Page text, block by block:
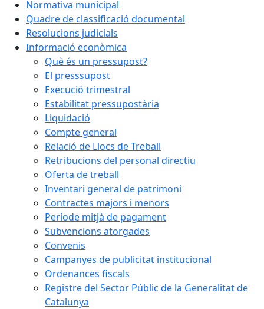
Normativa municipal
Quadre de classificació documental
Resolucions judicials
Informació econòmica
Què és un pressupost?
El presssupost
Execució trimestral
Estabilitat pressupostària
Liquidació
Compte general
Relació de Llocs de Treball
Retribucions del personal directiu
Oferta de treball
Inventari general de patrimoni
Contractes majors i menors
Període mitjà de pagament
Subvencions atorgades
Convenis
Campanyes de publicitat institucional
Ordenances fiscals
Registre del Sector Públic de la Generalitat de
Catalunya